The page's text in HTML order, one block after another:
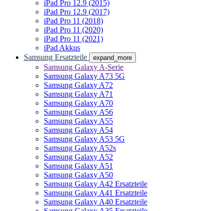
iPad Pro 12.9 (2015)
iPad Pro 12.9 (2017)
iPad Pro 11 (2018)
iPad Pro 11 (2020)
iPad Pro 11 (2021)
iPad Akkus
Samsung Ersatzteile
expand_more
Samsung Galaxy A-Serie
Samsung Galaxy A73 5G
Samsung Galaxy A72
Samsung Galaxy A71
Samsung Galaxy A70
Samsung Galaxy A56
Samsung Galaxy A55
Samsung Galaxy A54
Samsung Galaxy A53 5G
Samsung Galaxy A52s
Samsung Galaxy A52
Samsung Galaxy A51
Samsung Galaxy A50
Samsung Galaxy A42 Ersatzteile
Samsung Galaxy A41 Ersatzteile
Samsung Galaxy A40 Ersatzteile